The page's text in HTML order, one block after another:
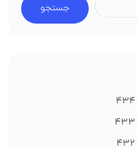
جستجو